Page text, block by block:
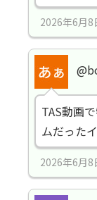
2026年6月
TAS動画
ムだった
2026年6月